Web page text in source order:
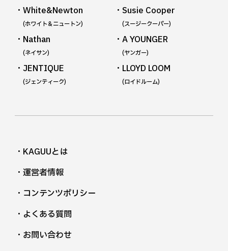
・KAGUUとは
・運営者情報
・コンテンツポリシー
・よくある質問
・お問い合わせ
・White&Newton
(ホワイト＆ニュートン)
・Susie Cooper
(スージークーパー)
・Nathan
(ネイサン)
・A YOUNGER
(ヤンガー)
・JENTIQUE
(ジェンティーク)
・LLOYD LOOM
(ロイドルーム)